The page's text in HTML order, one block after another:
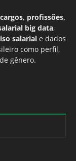
profissões,
big data,
salarial e dados
como perfil,
gênero.